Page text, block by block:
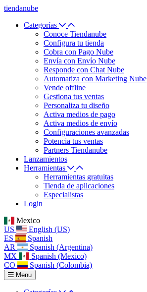
tiendanube
Categorías
Conoce Tiendanube
Configura tu tienda
Cobra con Pago Nube
Envía con Envío Nube
Responde con Chat Nube
Automatiza con Marketing Nube
Vende offline
Gestiona tus ventas
Personaliza tu diseño
Activa medios de pago
Activa medios de envío
Configuraciones avanzadas
Potencia tus ventas
Partners Tiendanube
Lanzamientos
Herramientas
Herramientas gratuitas
Tienda de aplicaciones
Especialistas
Login
Mexico
US
English (US)
ES
Spanish
AR
Spanish (Argentina)
MX
Spanish (Mexico)
CO
Spanish (Colombia)
Menu